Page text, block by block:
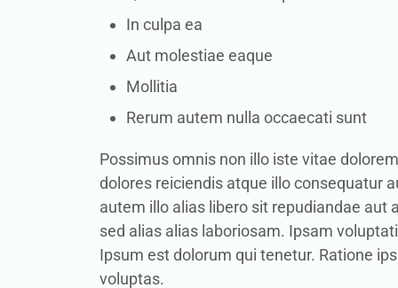
In culpa ea
Aut molestiae eaque
Mollitia
Rerum autem nulla occaecati sunt
Possimus omnis non illo iste vitae
dolores reiciendis atque illo consequatur
autem illo alias libero sit repudiandae aut
sed alias alias laboriosam. Ipsam
Ipsum est dolorum qui tenetur. Ratione
voluptas.